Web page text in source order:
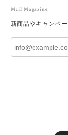
Mail Magazine
新商品やキャンペ